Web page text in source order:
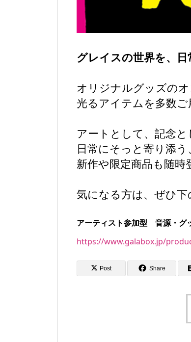
グレイスの世界を、
オリジナルグッズの
光るアイテムを多数ご
アートとして、記念と
日常にそっと寄り添う
新作や限定商品も随時
気になる方は、ぜひ下
アーティスト参加型 音源・グ
https://www.galabox.jp/
Post Share